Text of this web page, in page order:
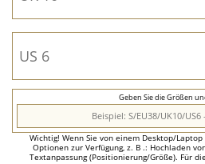
Geben Sie die Größen
Wichtig! Wenn Sie von einem Desktop/
Optionen zur Verfügung, z. B .: Hochladen
Textanpassung (Positionierung/Größe). Für